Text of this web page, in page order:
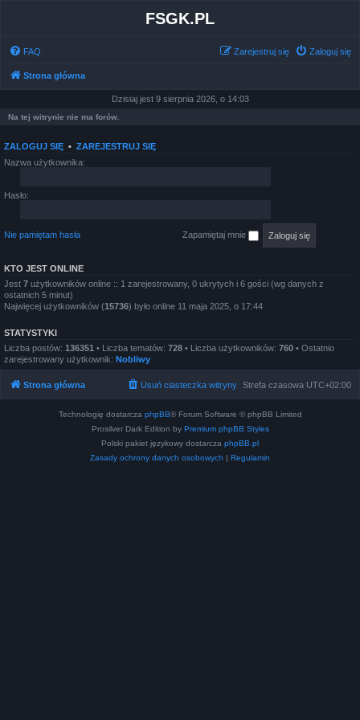
FSGK.PL
FAQ Zaloguj się
Zarejestruj się
Strona główna
Dzisiaj jest 9 sierpnia 2026, o 14:03
Na tej witrynie nie ma forów.
ZALOGUJ SIĘ • ZAREJESTRUJ SIĘ
Nazwa użytkownika:
Hasło:
Nie pamiętam hasła Zapamiętaj mnie
KTO JEST ONLINE
Jest 7 użytkowników online :: 1 zarejestrowany, 0 ukrytych i 6 gości (wg danych z
ostatnich 5 minut)
Najwięcej użytkowników (15736) było online 11 maja 2025, o 17:44
STATYSTYKI
Liczba postów: 136351 • Liczba tematów: 728 • Liczba użytkowników: 760 • Ostatnio
zarejestrowany użytkownik: Nobliwy
Strona główna Strefa czasowa UTC+02:00
Usuń ciasteczka witryny
Technologię dostarcza phpBB® Forum Software © phpBB Limited
Prosilver Dark Edition by Premium phpBB Styles
Polski pakiet językowy dostarcza phpBB.pl
Zasady ochrony danych osobowych | Regulamin